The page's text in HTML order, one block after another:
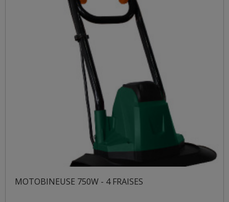
MOTOBINEUSE 750W - 4 FRAISES